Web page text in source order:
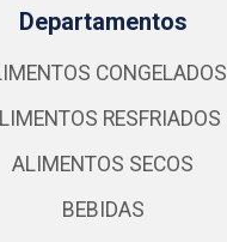
Departamentos
CONGELADOS
RESFRIADOS
ALIMENTOS SECOS
BEBIDAS